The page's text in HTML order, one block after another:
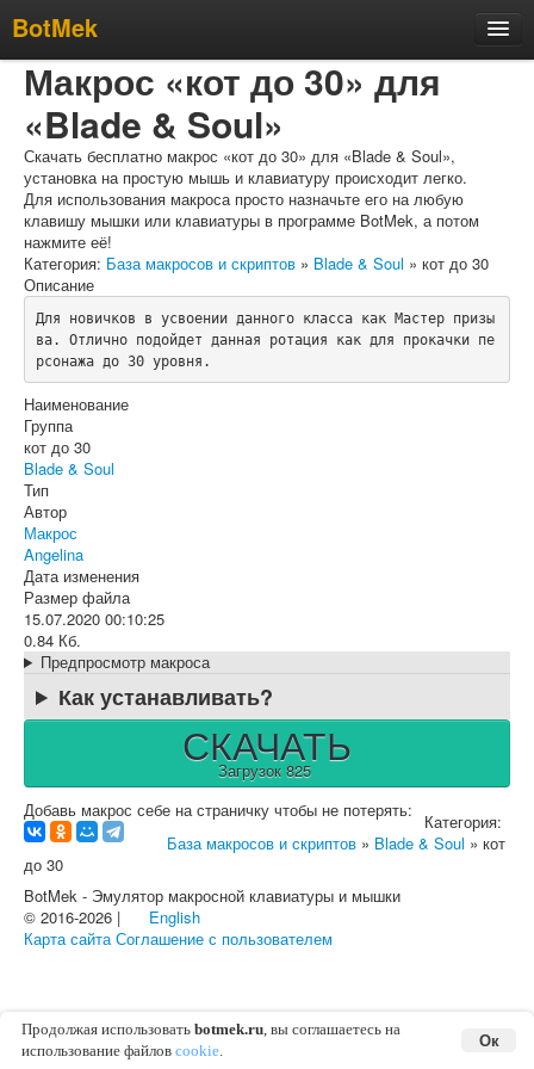
BotMek
Скачать
Обзор
Обновления
Инструкция
Статьи
Бесплатные макросы
Тарифы
Отзывы
Поддержка
Форум
Макрос «кот до 30» для
«Blade & Soul»
Скачать бесплатно макрос «кот до 30» для «Blade & Soul»,
установка на простую мышь и клавиатуру происходит легко.
Для использования макроса просто назначьте его на любую
клавишу мышки или клавиатуры в программе BotMek, а потом
нажмите её!
Категория: База макросов и скриптов » Blade & Soul » кот до 30
Описание
Для новичков в усвоении данного класса как Мастер призы
ва. Отлично подойдет данная ротация как для прокачки пе
рсонажа до 30 уровня.
Наименование
Группа
кот до 30
Blade & Soul
Тип
Автор
Макрос
Angelina
Дата изменения
Размер файла
15.07.2020 00:10:25
0.84 Кб.
Предпросмотр макроса
Как устанавливать?
СКАЧАТЬ
Загрузок 825
Добавь макрос себе на страничку чтобы не потерять:
Категория:
База макросов и скриптов » Blade & Soul » кот
до 30
BotMek - Эмулятор макросной клавиатуры и мышки
© 2016-2026 |
English
Карта сайта Соглашение с пользователем